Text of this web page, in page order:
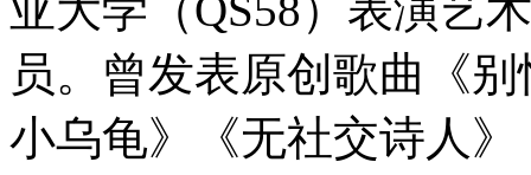
员。曾发表原创歌曲《
小乌龟》《无社交诗人